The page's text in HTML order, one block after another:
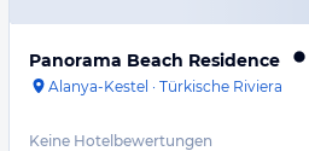
Panorama Beach Residence
Alanya-Kestel · Türkische Riviera
Keine Hotelbewertungen